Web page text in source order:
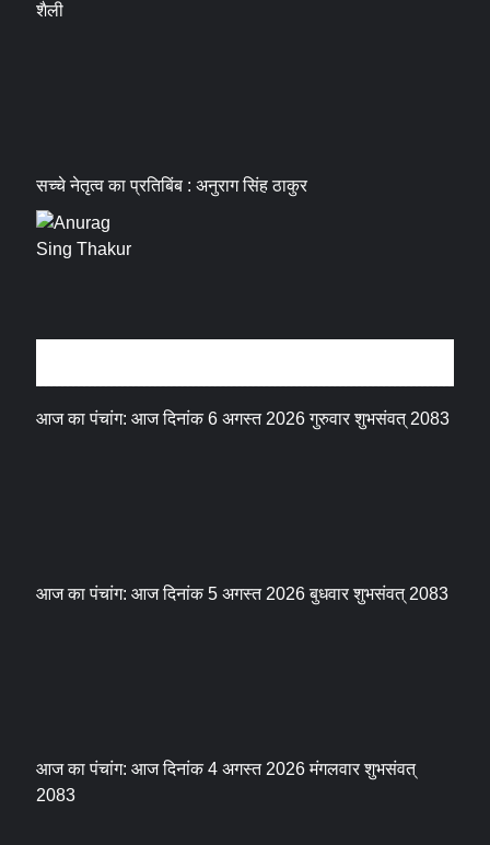
शैली
सच्चे नेतृत्व का प्रतिबिंब : अनुराग सिंह ठाकुर
आज का पंचांग: आज दिनांक 6 अगस्त 2026 गुरुवार शुभसंवत् 2083
आज का पंचांग: आज दिनांक 5 अगस्त 2026 बुधवार शुभसंवत् 2083
आज का पंचांग: आज दिनांक 4 अगस्त 2026 मंगलवार शुभसंवत्
2083